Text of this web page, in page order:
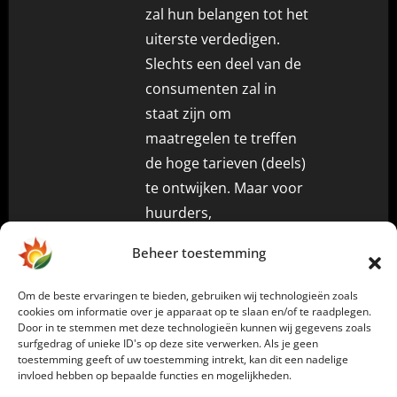
Beheer toestemming
Om de beste ervaringen te bieden, gebruiken wij technologieën zoals
cookies om informatie over je apparaat op te slaan en/of te raadplegen.
Door in te stemmen met deze technologieën kunnen wij gegevens zoals
surfgedrag of unieke ID's op deze site verwerken. Als je geen
toestemming geeft of uw toestemming intrekt, kan dit een nadelige
invloed hebben op bepaalde functies en mogelijkheden.
zal hun belangen tot het
uiterste verdedigen.
Slechts een deel van de
consumenten zal in
staat zijn om
maatregelen te treffen
de hoge tarieven (deels)
te ontwijken. Maar voor
huurders,
veel moeilijker te
realiseren, c.q.
ontbreken de financiële
middelen. De doelgroep
van deze website zal
echter niet bij die